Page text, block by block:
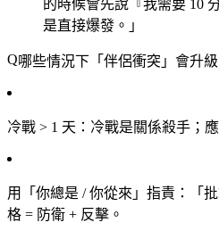
的時候會先說『我需要 10
是直接爆發。」
哪些情況下「伴侶衝突」會升級
冷戰 > 1 天 ：冷戰是關係殺手；
用「你總是 / 你從來」指責 ：「
格 = 防衛 + 反擊。